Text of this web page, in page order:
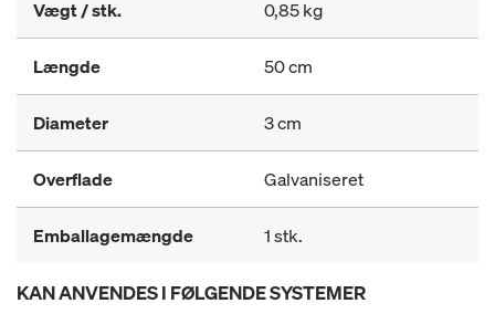
Vægt / stk. 0,85 kg
Længde 50 cm
Diameter 3 cm
Overflade Galvaniseret
Emballagemængde 1 stk.
KAN ANVENDES I FØLGENDE SYSTEMER